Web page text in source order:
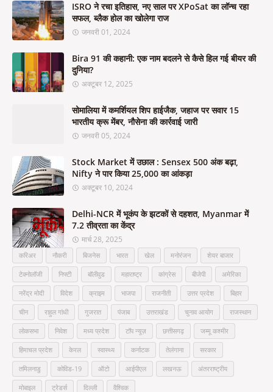
ISRO ने रचा इतिहास, नए साल पर XPoSat का लॉन्च रहा
सफल, ब्लैक होल का खोलेगा राज
जनवरी 01, 2024
Bira 91 की कहानी: एक नाम बदलने से कैसे हिल गई बीयर की
दुनिया?
अक्टूबर 12, 2025
सोमालिया में कमर्शियल शिप हाईजैक, जहाज पर सवार 15
भारतीय क्रू मेंबर, नौसेना की कार्रवाई जारी
जनवरी 05, 2024
Stock Market में उछाल : Sensex 500 अंक बढ़ा,
Nifty ने पार किया 25,000 का आंकड़ा
अक्टूबर 10, 2024
Delhi-NCR में भूकंप के झटकों से दहशत, Myanmar में
7.2 तीव्रता का केंद्र
मार्च 28, 2025
करिअर नौकरी बिजनेस भारत खेल मनोरंजन शेयर बाजार
टेक्नोलॉजी निफ्टी बॉलीवुड महाराष्ट्र कांग्रेस बीजेपी अमेरिका
नरेंद्र मोदी विदेश क्राइम भाजपा राजनीती उत्तर प्रदेश बिहार
चीन राहुल गांधी गुजरात पंजाब उत्तराखंड चुनाव आयोग राजस्थान
लोकसभा निवेश मध्य प्रदेश टॉप न्यूज़ छत्तीसगढ़ जम्मू कश्मीर
हिमाचल प्रदेश केरल स्वास्थ्य कर्नाटक तेलंगाना सरकार
तमिलनाडु कोविड-19 ऑटो आईपीएल लखनऊ अंतरराष्ट्रीय
मोबाइल ट्रेडर्स दिल्ली वैश्विक